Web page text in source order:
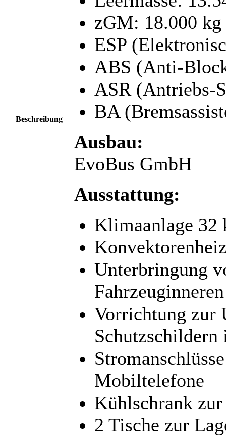
Beschreibung
zGM: 18.000 kg
ESP
ABS (Anti-
ASR (Antriebs-
BA
Ausbau:
EvoBus GmbH
Ausstattung:
Klimaanlage 32
Unterbringung
Fahrzeuginneren
Vorrichtung zur
Schutzschildern
Mobiltelefone
Kühlschrank
2 Tische zur